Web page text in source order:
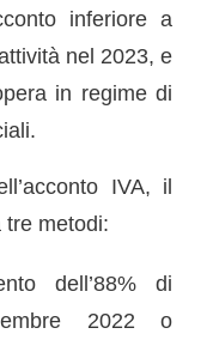
inferiore a
nel 2023, e
in regime di
IVA, il
metodi:
dell’88% di
2022 o